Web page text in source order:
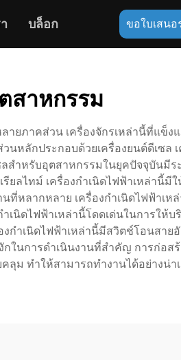
บล็อก ขอใบเสนอ
สาหกรรม
ายภาคส่วน เครื่องจักรเหล่านี้ที่แข็ง
หลักประกอบด้วยเครื่องยนต์ดีเซล
สำหรับอุตสาหกรรมในยุคปัจจุบันมี
ลไทม์ เครื่องกำเนิดไฟฟ้าเหล่านี้มี
ที่หลากหลาย เครื่องกำเนิดไฟฟ้าเห
นิดไฟฟ้าเหล่านี้โดดเด่นในการให้บ
กำเนิดไฟฟ้าเหล่านี้มีสวิตช์โอนสาย
นการดำเนินงานที่สำคัญ การก่อสร้
ลุม ทำให้สามารถทำงานได้อย่างน่